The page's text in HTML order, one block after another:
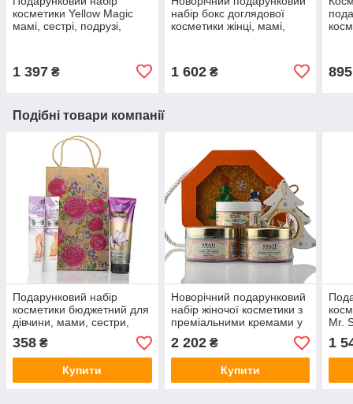
косметики Yellow Magic
мамі, сестрі, подрузі,
1 397 ₴
набір бокс доглядової
косметики жінці, мамі,
1 602₴ 895
Подібні товари компанії
Подарунковий набір
косметики бюджетний для
дівчини, мами, сестри,
подруги.
358 ₴
Купити
Новорічний подарунковий
набір жіночої косметики з
преміальними кремами у
наборі 3 креми для мами,
жінки, дружини
2 202₴
Купити
Mr.
–
1